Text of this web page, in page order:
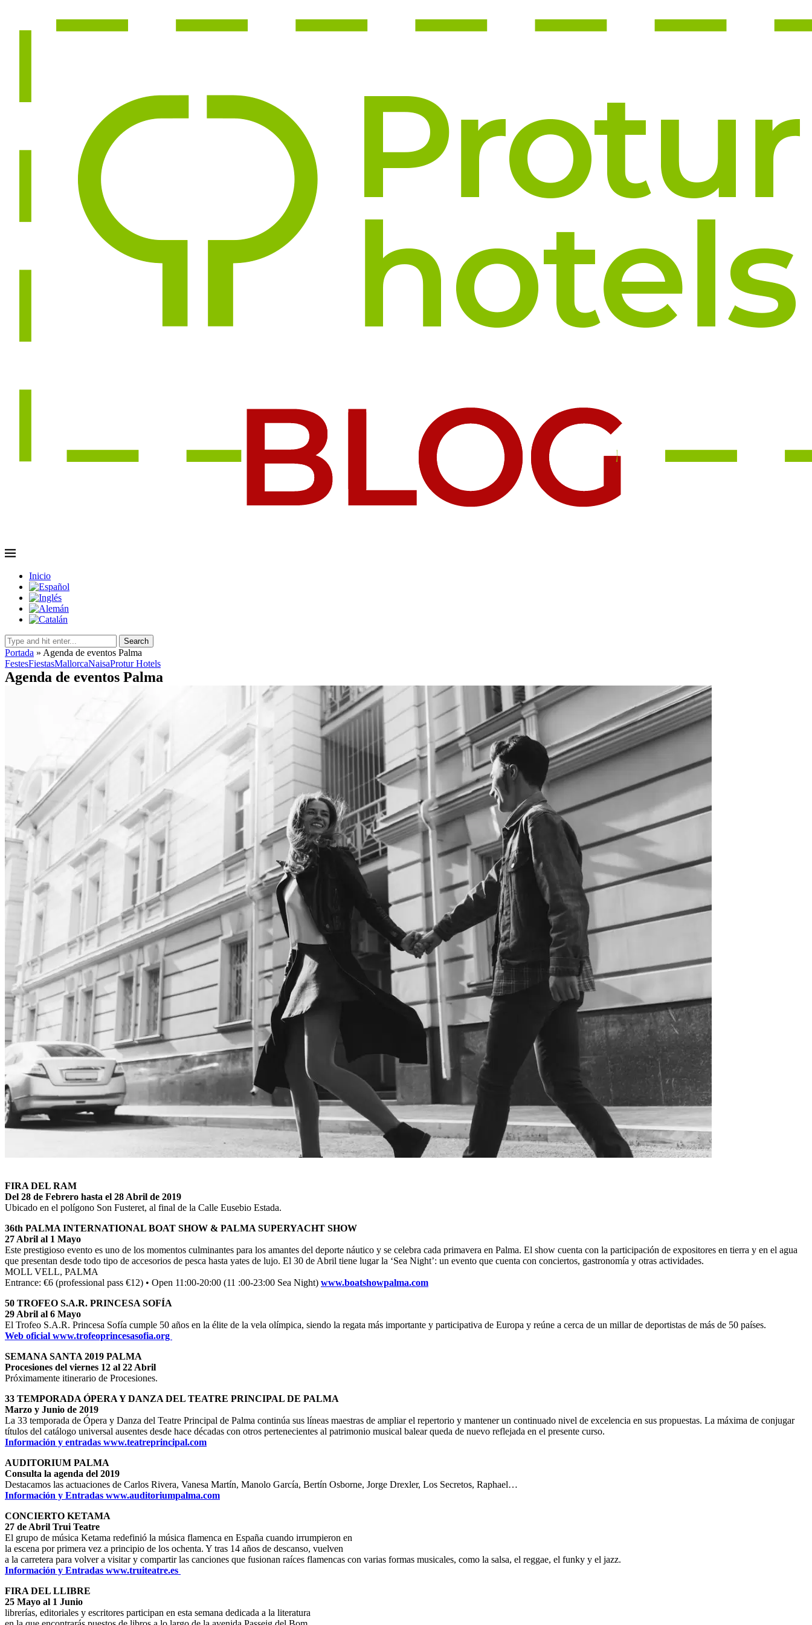
Inicio
Search
Portada » Agenda de eventos Palma
FestesFiestasMallorcaNaisaProtur Hotels
Agenda de eventos Palma
FIRA DEL RAM
Del 28 de Febrero hasta el 28 Abril de 2019
Ubicado en el polígono Son Fusteret, al final de la Calle Eusebio Estada.
36th PALMA INTERNATIONAL BOAT SHOW & PALMA SUPERYACHT SHOW
27 Abril al 1 Mayo
Este prestigioso evento es uno de los momentos culminantes para los amantes del deporte náutico y se celebra cada primavera en Palma. El show cuenta con la participación de exposi­tores en tierra y en el agua
que presentan desde todo tipo de accesorios de pesca hasta yates de lujo. El 30 de Abril tiene lugar la ‘Sea Night’: un evento que cuenta con conciertos, gastronomía y otras actividades.
MOLL VELL, PALMA
Entrance: €6 (professional pass €12) • Open 11:00-20:00 (11 :00-23:00 Sea Night) www.boatshowpalma.com
50 TROFEO S.A.R. PRINCESA SOFÍA
29 Abril al 6 Mayo
El Trofeo S.A.R. Princesa Sofía cumple 50 años en la élite de la vela olímpica, siendo la regata más importante y participativa de Europa y reúne a cerca de un millar de deportistas de más de 50 países.
Web oficial www.trofeoprincesasofia.org
SEMANA SANTA 2019 PALMA
Procesiones del viernes 12 al 22 Abril
Próximamente itinerario de Procesiones.
33 TEMPORADA ÓPERA Y DANZA DEL TEATRE PRINCIPAL DE PALMA
Marzo y Junio de 2019
La 33 temporada de Ópera y Danza del Teatre Principal de Palma continúa sus líneas maestras de ampliar el repertorio y mantener un continuado nivel de excelencia en sus propuestas. La máxima de conjugar
títulos del catálogo universal ausentes desde hace décadas con otros pertenecientes al patrimonio musical balear queda de nuevo reflejada en el presente curso.
Información y entradas www.teatreprincipal.com
AUDITORIUM PALMA
Consulta la agenda del 2019
Destacamos las actuaciones de Carlos Rivera, Vanesa Martín, Manolo García, Bertín Osborne, Jorge Drexler, Los Secretos, Raphael…
Información y Entradas www.auditoriumpalma.com
CONCIERTO KETAMA
27 de Abril Trui Teatre
El grupo de música Ketama redefinió la música flamenca en España cuando irrumpieron en
la escena por primera vez a principio de los ochenta. Y tras 14 años de descanso, vuelven
a la carretera para volver a visitar y compartir las canciones que fusionan raíces flamencas con varias formas musicales, como la salsa, el reggae, el funky y el jazz.
Información y Entradas www.truiteatre.es
FIRA DEL LLIBRE
25 Mayo al 1 Junio
librerías, editoriales y escritores participan en esta semana dedicada a la literatura